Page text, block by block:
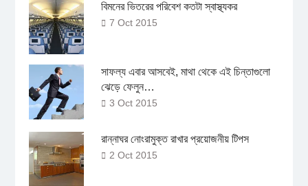
বিমনের ভিতরের পরিবেশ কতটা স্বাস্থ্যকর
7 Oct 2015
সাফল্য এবার আসবেই, মাথা থেকে এই চিন্তাগুলো
ঝেড়ে ফেলুন…
3 Oct 2015
রান্নাঘর নোংরামুক্ত রাখার প্রয়োজনীয় টিপস
2 Oct 2015